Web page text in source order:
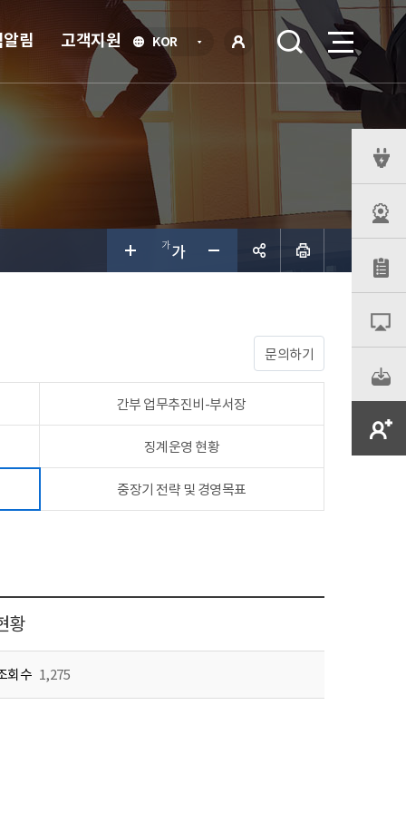
KOR언
선
그인
림 고객지원
문의하기
간부 업무추진비-부서장
징계운영 현황
중장기 전략 및 경영목표
황
회수 1,275